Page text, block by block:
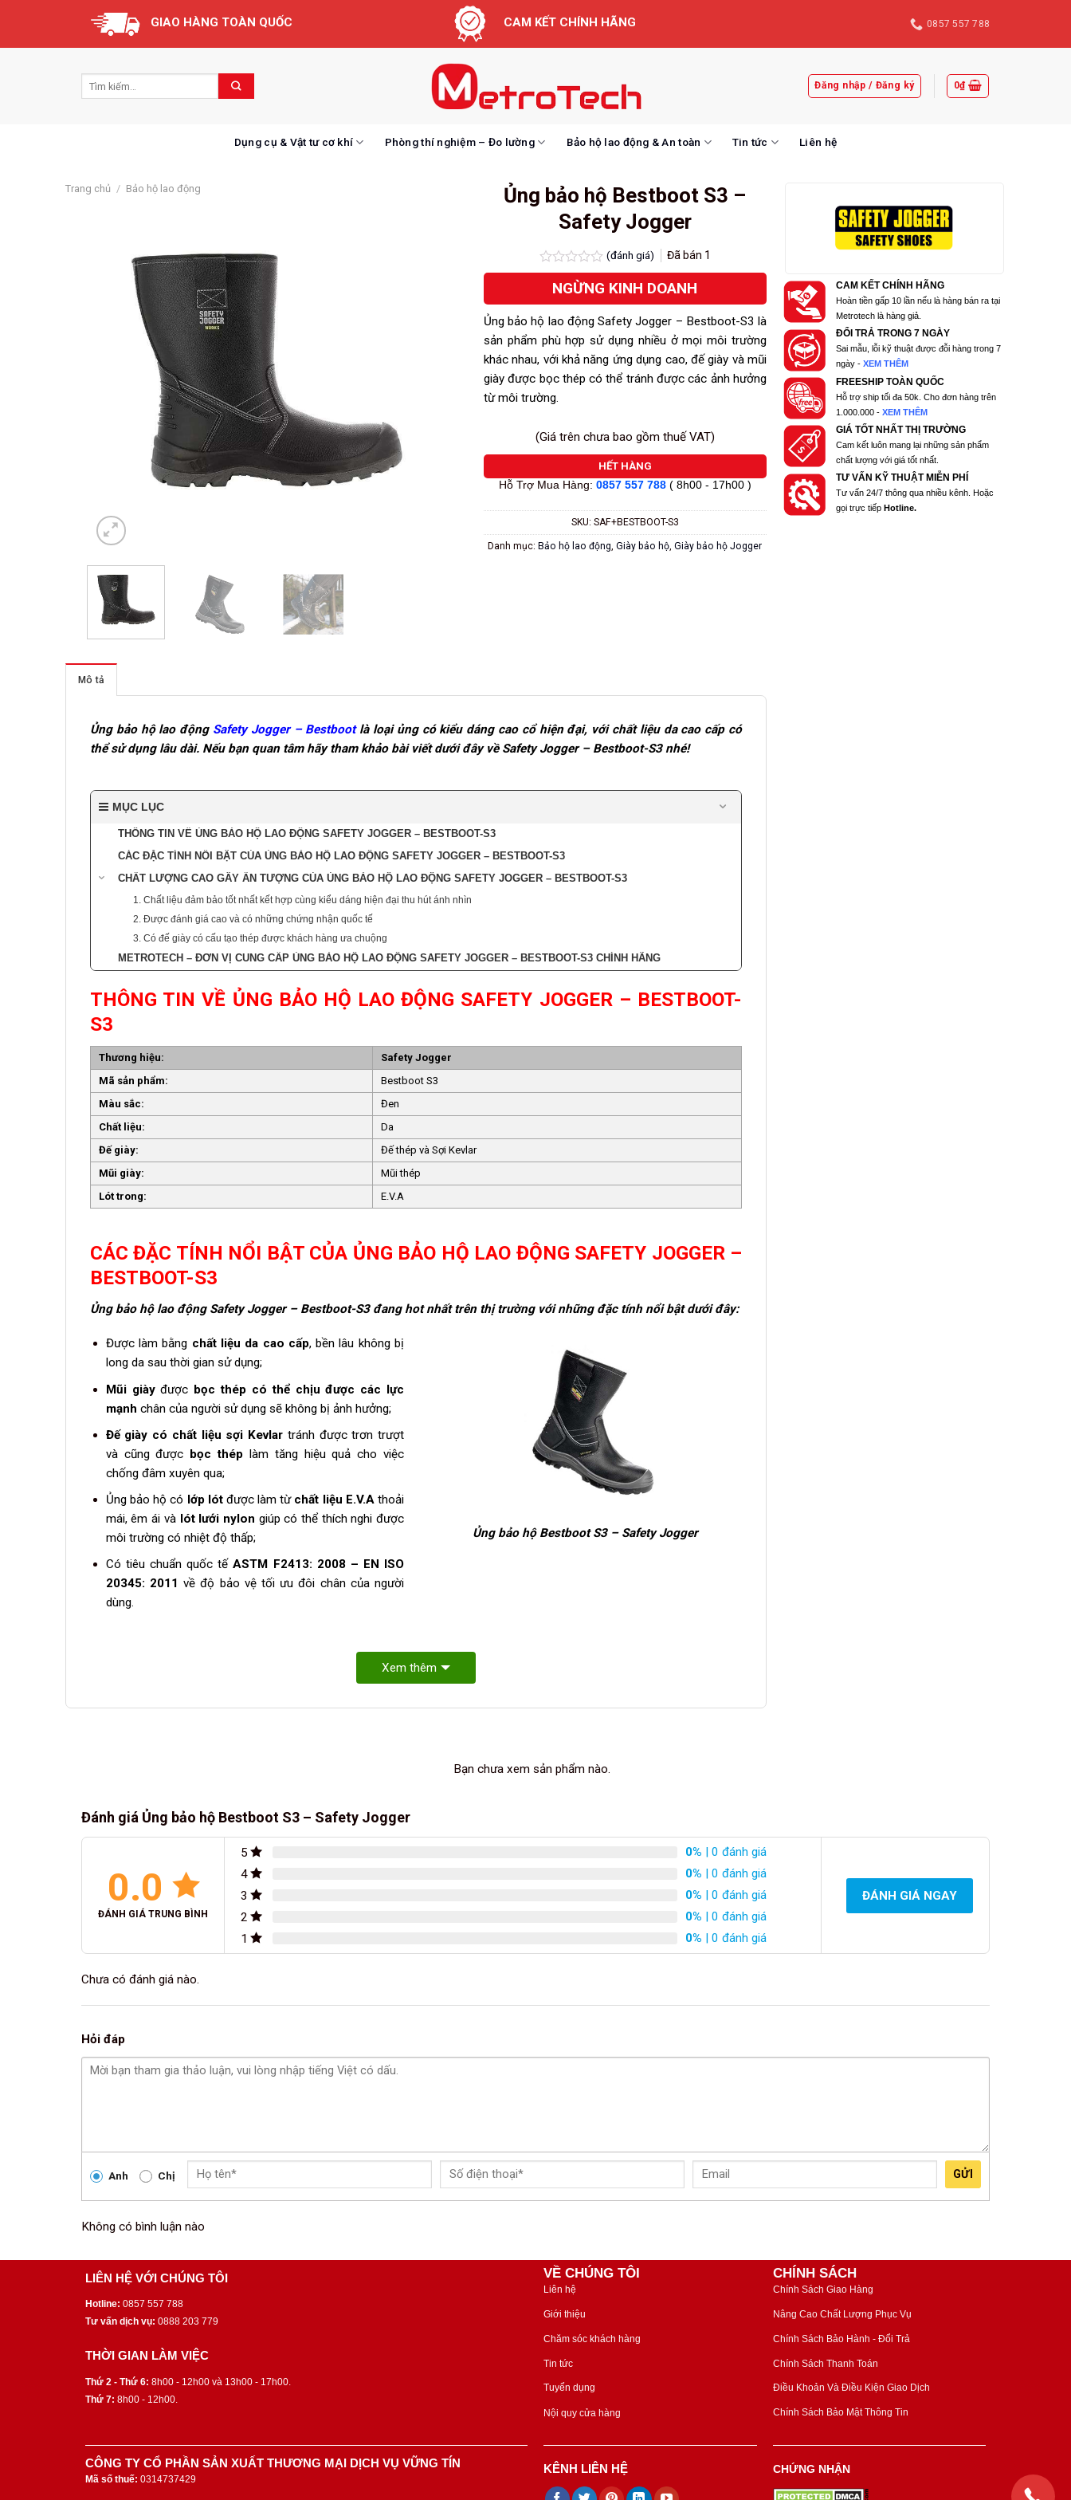
content
GIAO HÀNG TOÀN QUỐC CAM KẾT CHÍNH HÃNG 0857 557 788
Đăng nhập / Đăng ký 0₫
Dụng cụ & Vật tư cơ khí Phòng thí nghiệm – Đo lường Bảo hộ lao động & An toàn Tin tức Liên hệ
Trang chủ / Bảo hộ lao động
Ủng bảo hộ Bestboot S3 –
Safety Jogger
Được
xếp
0.0
5
sao
(đánh giá) Đã bán 1
NGỪNG KINH DOANH
Ủng bảo hộ lao động Safety Jogger – Bestboot-S3 là
sản phẩm phù hợp sử dụng nhiều ở mọi môi trường
khác nhau, với khả năng ứng dụng cao, đế giày và mũi
giày được bọc thép có thể tránh được các ảnh hưởng
từ môi trường.
(Giá trên chưa bao gồm thuế VAT)
HẾT HÀNG
Hỗ Trợ Mua Hàng: 0857 557 788 ( 8h00 - 17h00 )
SKU: SAF+BESTBOOT-S3
Danh mục: Bảo hộ lao động,Giày bảo hộ,Giày bảo hộ Jogger
CAM KẾT CHÍNH HÃNG
Hoàn tiền gấp 10 lần nếu là hàng bán ra tại
Metrotech là hàng giả.
ĐỔI TRẢ TRONG 7 NGÀY
Sai mẫu, lỗi kỹ thuật được đỗi hàng trong 7
ngày -XEM THÊM
FREESHIP TOÀN QUỐC
Hỗ trợ ship tối đa 50k. Cho đơn hàng trên
1.000.000 -XEM THÊM
GIÁ TỐT NHẤT THỊ TRƯỜNG
Cam kết luôn mang lại những sản phẩm
chất lượng với giá tốt nhất.
TƯ VẤN KỸ THUẬT MIỄN PHÍ
Tư vấn 24/7 thông qua nhiều kênh. Hoặc
gọi trực tiếp Hotline.
Mô tả
Ủng bảo hộ lao động Safety Jogger – Bestbootlà loại ủng có kiểu dáng cao cổ hiện đại, với chất liệu da cao cấp có
thể sử dụng lâu dài. Nếu bạn quan tâm hãy tham khảo bài viết dưới đây về Safety Jogger – Bestboot-S3 nhé!
MỤC LỤC
THÔNG TIN VỀ ỦNG BẢO HỘ LAO ĐỘNG SAFETY JOGGER – BESTBOOT-S3
CÁC ĐẶC TÍNH NỔI BẬT CỦA ỦNG BẢO HỘ LAO ĐỘNG SAFETY JOGGER – BESTBOOT-S3
CHẤT LƯỢNG CAO GÂY ẤN TƯỢNG CỦA ỦNG BẢO HỘ LAO ĐỘNG SAFETY JOGGER – BESTBOOT-S3
1. Chất liệu đảm bảo tốt nhất kết hợp cùng kiểu dáng hiện đại thu hút ánh nhìn
2. Được đánh giá cao và có những chứng nhận quốc tế
3. Có đế giày có cấu tạo thép được khách hàng ưa chuộng
METROTECH – ĐƠN VỊ CUNG CẤP ỦNG BẢO HỘ LAO ĐỘNG SAFETY JOGGER – BESTBOOT-S3 CHÍNH HÃNG
THÔNG TIN VỀ ỦNG BẢO HỘ LAO ĐỘNG SAFETY JOGGER – BESTBOOT-
S3
Thương hiệu:
Safety Jogger
Mã sản phẩm:
Bestboot S3
Màu sắc:
Đen
Chất liệu:
Da
Đế giày:
Đế thép và Sợi Kevlar
Mũi giày:
Mũi thép
Lót trong:
E.V.A
CÁC ĐẶC TÍNH NỔI BẬT CỦA ỦNG BẢO HỘ LAO ĐỘNG SAFETY JOGGER –
BESTBOOT-S3
Ủng bảo hộ lao động Safety Jogger – Bestboot-S3 đang hot nhất trên thị trường với những đặc tính nổi bật dưới đây:
Được làm bằng chất liệu da cao cấp, bền lâu không bị
long da sau thời gian sử dụng;
Mũi giàyđược bọc thép có thể chịu được các lực
mạnh chân của người sử dụng sẽ không bị ảnh hưởng;
Đế giày có chất liệu sợi Kevlar tránh được trơn trượt
và cũng được bọc thép làm tăng hiệu quả cho việc
chống đâm xuyên qua;
Ủng bảo hộ có lớp lótđược làm từchất liệu E.V.Athoải
mái, êm ái và lót lưới nylon giúp có thể thích nghi được
môi trường có nhiệt độ thấp;
Có tiêu chuẩn quốc tếASTM F2413: 2008 – EN ISO
20345: 2011 về độ bảo vệ tối ưu đôi chân của người
dùng.
Ủng bảo hộ Bestboot S3 – Safety Jogger
Xem thêm
Bạn chưa xem sản phẩm nào.
Đánh giá Ủng bảo hộ Bestboot S3 – Safety Jogger
0.0
ĐÁNH GIÁ TRUNG BÌNH
5 0% | 0 đánh giá
4
0% | 0 đánh giá
3
0% | 0 đánh giá
2
0% | 0 đánh giá
1
0% | 0 đánh giá
ĐÁNH GIÁ NGAY
Chưa có đánh giá nào.
Hỏi đáp
Anh Chị GỬI
Không có bình luận nào
LIÊN HỆ VỚI CHÚNG TÔI
Hotline: 0857 557 788
Tư vấn dịch vụ: 0888 203 779
THỜI GIAN LÀM VIỆC
Thứ 2 - Thứ 6: 8h00 - 12h00 và 13h00 - 17h00.
Thứ 7: 8h00 - 12h00.
VỀ CHÚNG TÔI
Liên hệ
Giới thiệu
Chăm sóc khách hàng
Tin tức
Tuyển dụng
Nội quy cửa hàng
CHÍNH SÁCH
Chính Sách Giao Hàng
Nâng Cao Chất Lượng Phục Vụ
Chính Sách Bảo Hành - Đổi Trả
Chính Sách Thanh Toán
Điều Khoản Và Điều Kiện Giao Dịch
Chính Sách Bảo Mật Thông Tin
CÔNG TY CỔ PHẦN SẢN XUẤT THƯƠNG MẠI DỊCH VỤ VỮNG TÍN
Mã số thuế: 0314737429
KÊNH LIÊN HỆ CHỨNG NHẬN